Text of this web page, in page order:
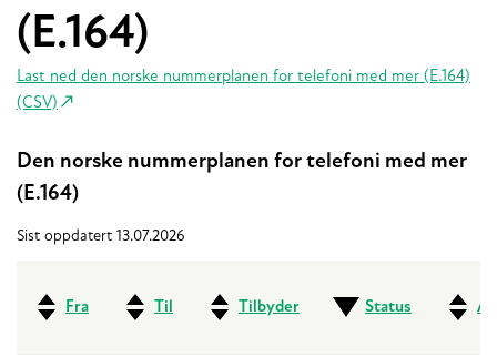
(E.164)
Last ned den norske nummerplanen for telefoni med mer (E.164)
(CSV)
Den norske nummerplanen for telefoni med mer
(E.164)
Sist oppdatert 13.07.2026
Fra Til Tilbyder Status